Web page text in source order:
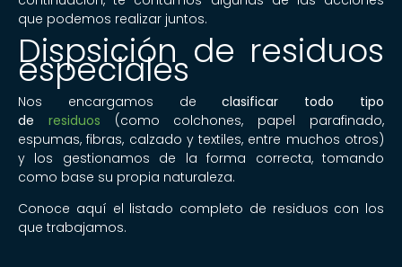
que podemos realizar juntos.
Dispsición de residuos
especiales
Nos encargamos declasificar todo tipo
de residuos (como colchones, papel parafinado,
espumas, fibras, calzado y textiles, entre muchos otros)
y los gestionamos de la forma correcta, tomando
como base su propia naturaleza.
Conoce aquí el listado completo de residuos con los
que trabajamos.